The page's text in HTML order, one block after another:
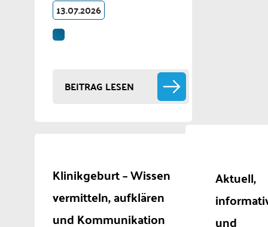
13.07.2026
BEITRAG LESEN
Klinikgeburt – Wissen
vermitteln, aufklären
und Kommunikation
Aktuell,
und